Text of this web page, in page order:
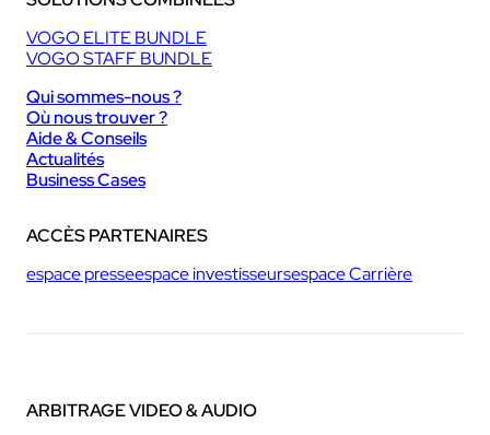
VOGO ELITE BUNDLE
VOGO STAFF BUNDLE
Qui sommes-nous ?
Où nous trouver ?
Aide & Conseils
Actualités
Business Cases
ACCÈS PARTENAIRES
espace presseespace investisseursespace Carrière
ARBITRAGE VIDEO & AUDIO